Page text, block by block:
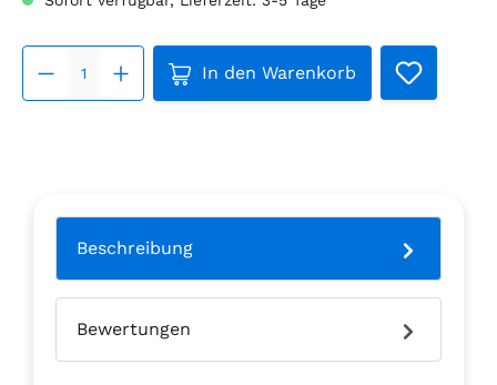
Produkt Anzahl: Gib den
In den Warenkorb
Beschreibung
Bewertungen